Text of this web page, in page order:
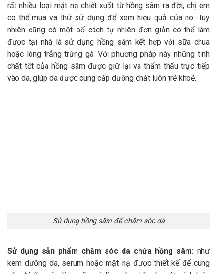
rất nhiều loại mặt nạ chiết xuất từ hồng sâm ra đời, chị em
có thể mua và thử sử dụng để xem hiệu quả của nó. Tuy
nhiên cũng có một số cách tự nhiên đơn giản có thể làm
được tại nhà là sử dụng hồng sâm kết hợp với sữa chua
hoặc lòng trắng trứng gà. Với phương pháp này những tinh
chất tốt của hồng sâm được giữ lại và thẩm thấu trực tiếp
vào da, giúp da được cung cấp dưỡng chất luôn trẻ khoẻ.
Sử dụng hồng sâm để chăm sóc da
Sử dụng sản phẩm chăm sóc da chứa hồng sâm: như
kem dưỡng da, serum hoặc mặt nạ được thiết kế để cung